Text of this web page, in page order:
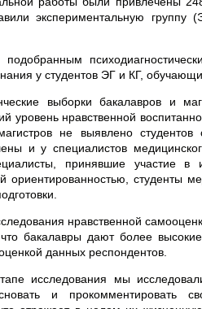
экспериментальную
подобранным
у студентов ЭГ и КГ,
выборки бакалавров и
уровень нравственной
не выявлено студентов
и у специалистов
принявшие участие в
ориентированностью, студенты
нравственной
бакалавры дают более
данных респондентов.
исследования мы
и прокомментировать